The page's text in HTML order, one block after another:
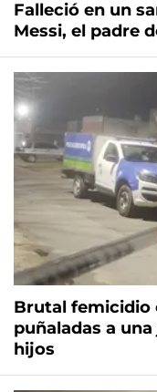
Falleció en un
Messi, el padre
Brutal femicidio
puñaladas a
hijos